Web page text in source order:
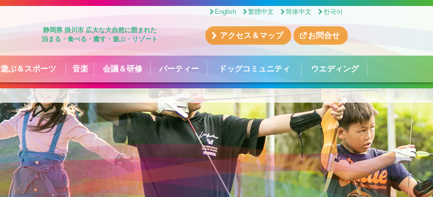
静岡県 掛川市 広大な大自然に囲まれた
泊まる・食べる・癒す・遊ぶ・リゾート
English 繁體中文 简体中文 한국어
アクセス＆マップ お問合せ
遊ぶ＆スポーツ 音楽 会議＆研修 パーティー ドッグコミュニティ ウエディング